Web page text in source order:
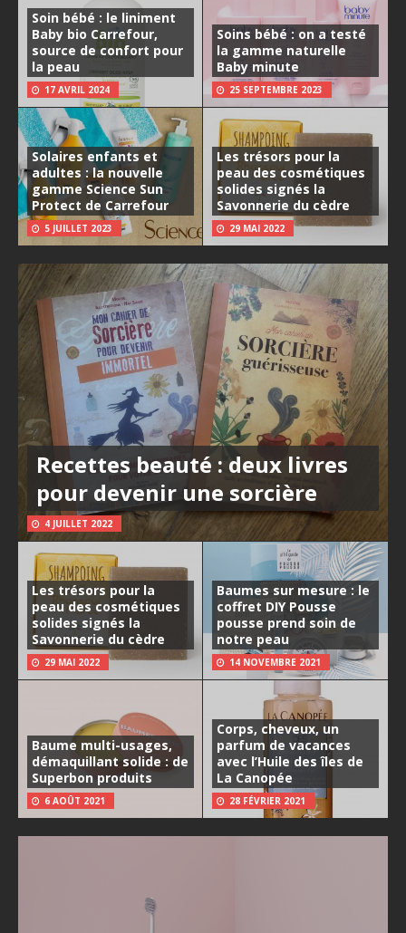
Soin bébé : le liniment
Baby bio Carrefour,
source de confort pour
la peau
17 AVRIL 2024
Soins bébé : on a testé
la gamme naturelle
Baby minute
25 SEPTEMBRE 2023
Solaires enfants et
adultes : la nouvelle
gamme Science Sun
Protect de Carrefour
5 JUILLET 2023
Les trésors pour la
peau des cosmétiques
solides signés la
Savonnerie du cèdre
29 MAI 2022
Recettes beauté : deux livres
pour devenir une sorcière
4 JUILLET 2022
Les trésors pour la
peau des cosmétiques
solides signés la
Savonnerie du cèdre
29 MAI 2022
Baumes sur mesure : le
coffret DIY Pousse
pousse prend soin de
notre peau
14 NOVEMBRE 2021
Baume multi-usages,
démaquillant solide : de
Superbon produits
6 AOÛT 2021
Corps, cheveux, un
parfum de vacances
avec l’Huile des îles de
La Canopée
28 FÉVRIER 2021